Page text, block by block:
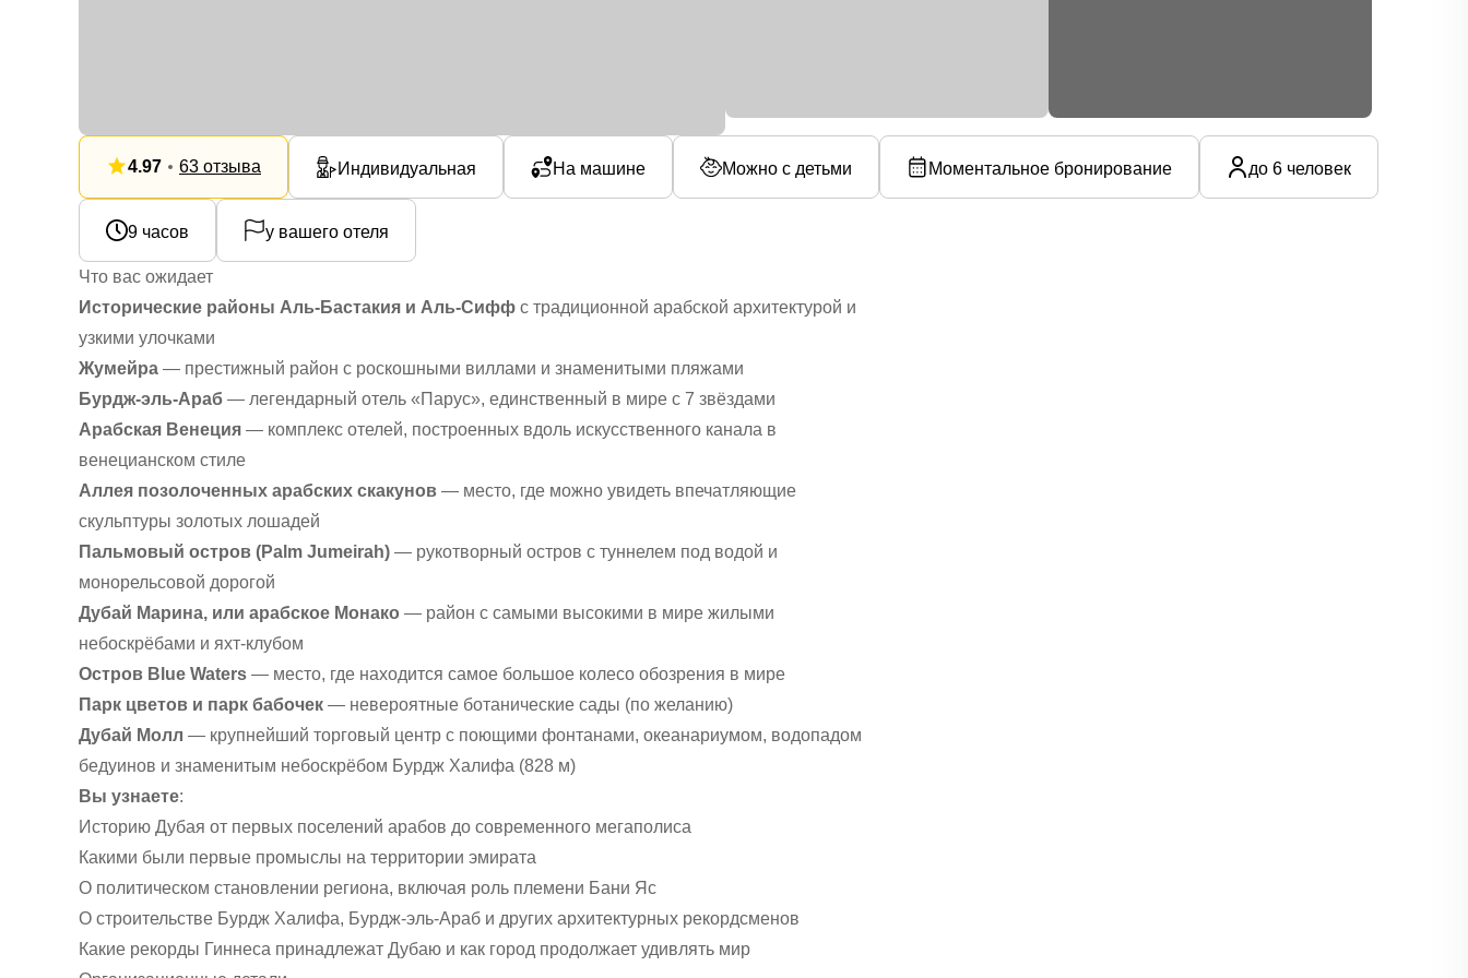
4.97 63 отзыва Индивидуальная На машине Можно с детьми Моментальное бронирование до 6 человек
9 часов у вашего отеля
Что вас ожидает
Исторические районы Аль-Бастакия и Аль-Сифф с традиционной арабской архитектурой и
узкими улочками
Жумейра — престижный район с роскошными виллами и знаменитыми пляжами
Бурдж-эль-Араб — легендарный отель «Парус», единственный в мире с 7 звёздами
Арабская Венеция — комплекс отелей, построенных вдоль искусственного канала в
венецианском стиле
Аллея позолоченных арабских скакунов — место, где можно увидеть впечатляющие
скульптуры золотых лошадей
Пальмовый остров (Palm Jumeirah) — рукотворный остров с туннелем под водой и
монорельсовой дорогой
Дубай Марина, или арабское Монако — район с самыми высокими в мире жилыми
небоскрёбами и яхт-клубом
Остров Blue Waters — место, где находится самое большое колесо обозрения в мире
Парк цветов и парк бабочек — невероятные ботанические сады (по желанию)
Дубай Молл — крупнейший торговый центр с поющими фонтанами, океанариумом, водопадом
бедуинов и знаменитым небоскрёбом Бурдж Халифа (828 м)
Вы узнаете:
Историю Дубая от первых поселений арабов до современного мегаполиса
Какими были первые промыслы на территории эмирата
О политическом становлении региона, включая роль племени Бани Яс
О строительстве Бурдж Халифа, Бурдж-эль-Араб и других архитектурных рекордсменов
Какие рекорды Гиннеса принадлежат Дубаю и как город продолжает удивлять мир